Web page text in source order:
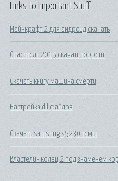
Links to Important Stuff
Майнкрафт 2 для андроид скачать
Спаситель 2015 скачать торрент
Скачать книгу машина смерти
Настройка dll файлов
Скачать samsung s5230 темы
Властелин колец 2 под знаменем